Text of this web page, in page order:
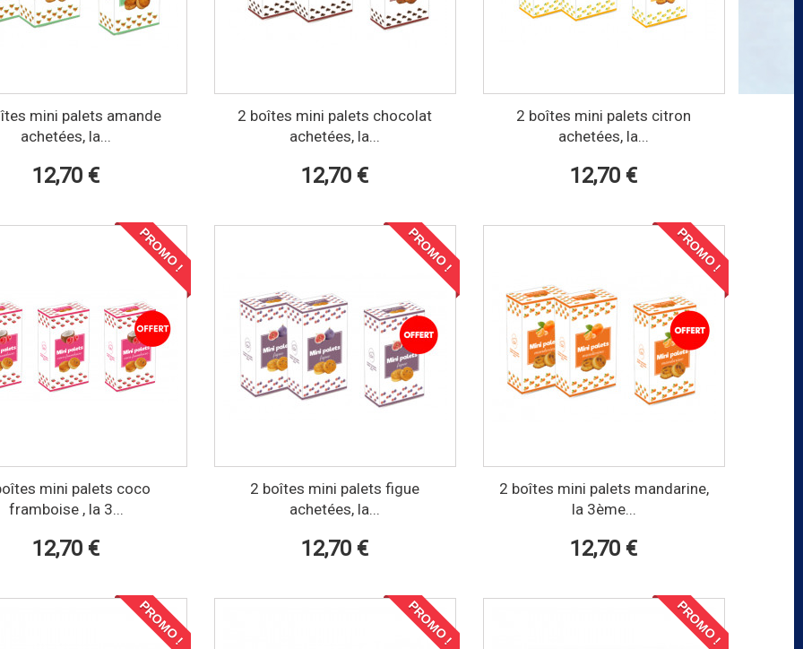
mini palets amande
achetées, la...
12,70 €
2 boîtes mini palets chocolat
achetées, la...
12,70 €
2 boîtes mini palets citron
achetées, la...
12,70 €
PROMO !
mini palets coco
framboise , la 3...
12,70 €
PROMO !
2 boîtes mini palets figue
achetées, la...
12,70 €
PROMO !
2 boîtes mini palets mandarine,
la 3ème...
12,70 €
PROMO ! PROMO ! PROMO !